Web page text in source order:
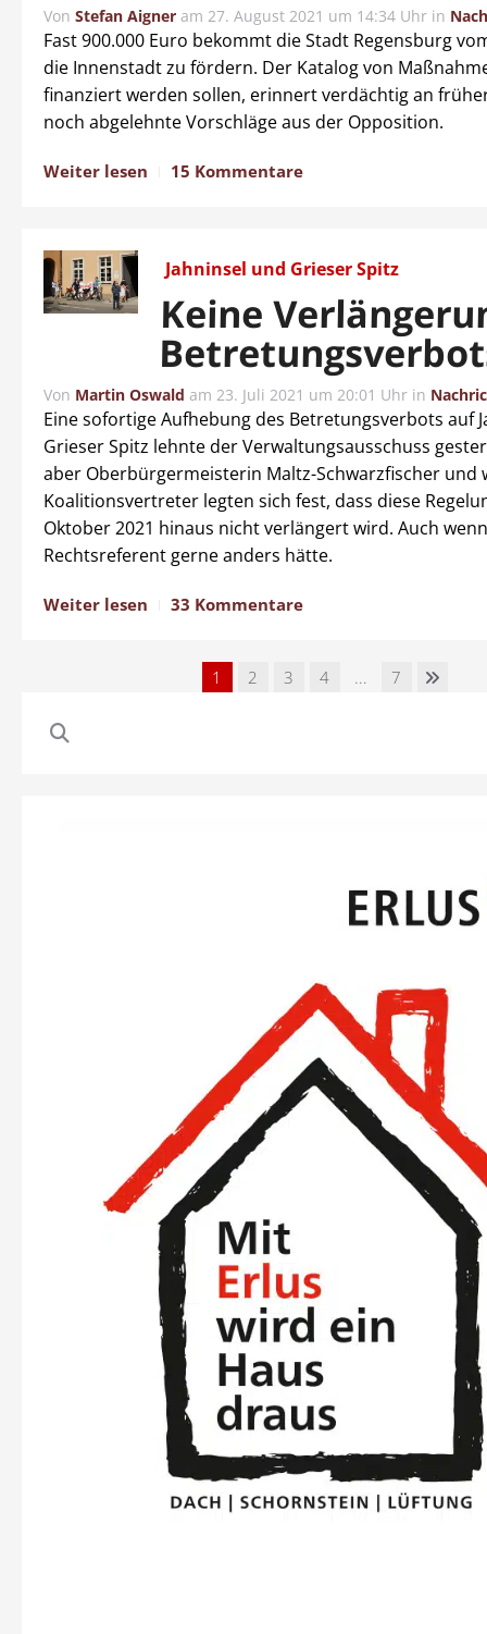
Von Stefan Aigner am 27. August 2021 um 14:34 Uhr in
Fast 900.000 Euro bekommt die Stadt Regensburg
die Innenstadt zu fördern. Der Katalog von
finanziert werden sollen, erinnert verdächtig an
noch abgelehnte Vorschläge aus der Opposition.
Weiter lesen 15 Kommentare
Jahninsel und Grieser Spitz
Keine
Von Martin Oswald am 23. Juli 2021 um 20:01 Uhr in
Eine sofortige Aufhebung des Betretungsverbots auf
Grieser Spitz lehnte der Verwaltungsausschuss
aber Oberbürgermeisterin Maltz-Schwarzfischer und
Koalitionsvertreter legten sich fest, dass diese
Oktober 2021 hinaus nicht verlängert wird. Auch
Rechtsreferent gerne anders hätte.
Weiter lesen 33 Kommentare
1 2 3 4 ... 7